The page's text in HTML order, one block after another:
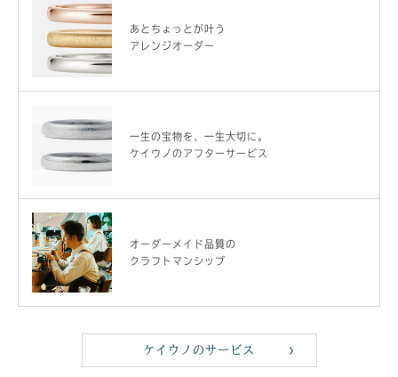
あとちょっとが叶う
アレンジオーダー
一生の宝物を、一生大切に。
ケイウノのアフターサービス
オーダーメイド品質の
クラフトマンシップ
ケイウノのサービス